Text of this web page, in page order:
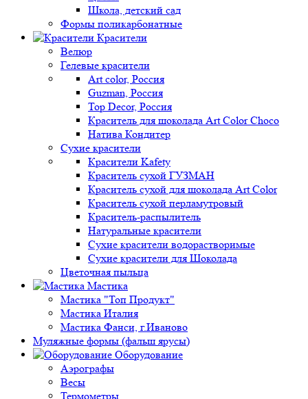
Школа, детский сад
Формы поликарбонатные
Красители
Велюр
Гелевые красители
Art color, Россия
Guzman, Россия
Top Decor, Россия
Краситель для шоколада Art Color Choco
Натива Кондитер
Сухие красители
Красители Kafety
Краситель сухой ГУЗМАН
Краситель сухой для шоколада Art Color
Краситель сухой перламутровый
Краситель-распылитель
Натуральные красители
Сухие красители водорастворимые
Сухие красители для Шоколада
Цветочная пыльца
Мастика
Мастика "Топ Продукт"
Мастика Италия
Мастика Фанси, г.Иваново
Муляжные формы (фальш ярусы)
Оборудование
Аэрографы
Весы
Термометры